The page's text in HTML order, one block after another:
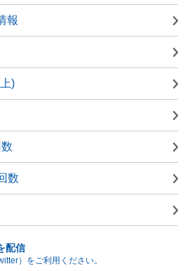
報
)
数
配信
）をご利用ください。